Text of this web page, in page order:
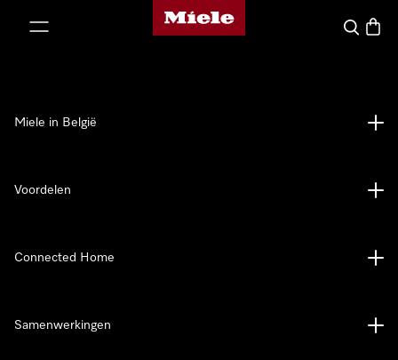
Miele homepage
Wat zoek
Miele in België
Voordelen
Connected Home
Samenwerkingen